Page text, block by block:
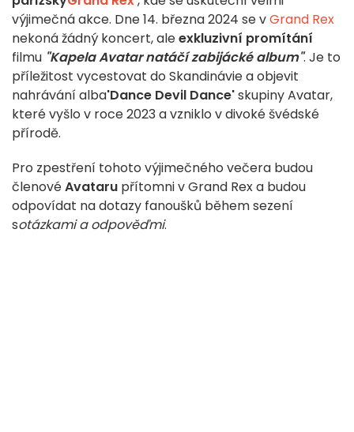
výjimečná akce. Dne 14. března 2024 se vGrand Rex
nekoná žádný koncert, aleexkluzivní promítání
filmu "Kapela Avatar natáčí zabijácké album". Je to
příležitost vycestovat do Skandinávie a objevit
nahrávání alba'Dance Devil Dance'skupiny Avatar,
které vyšlo v roce 2023 a vzniklo v divoké švédské
přírodě.
Pro zpestření tohoto výjimečného večera budou
členovéAvataru přítomni v Grand Rex a budou
odpovídat na dotazy fanoušků během sezení
sotázkami a odpověďmi.